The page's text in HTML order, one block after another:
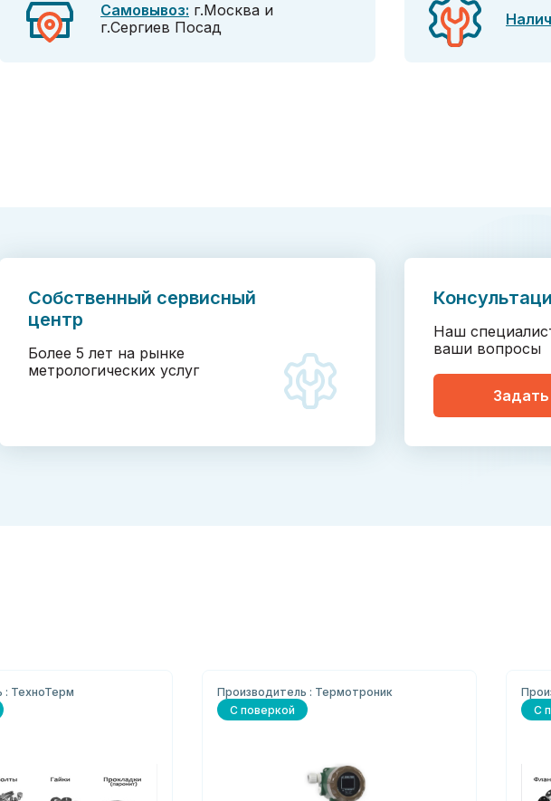
Самовывоз: г.Москва и
г.Сергиев Посад
Собственный сервисный
центр
Более 5 лет на рынке
метрологических услуг
Наш
ваши вопросы
: ТехноТерм
Производитель : Термотроник
С поверкой
С